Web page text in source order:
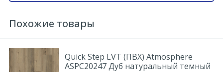
Похожие товары
Quick Step LVT (ПВХ) Atmosphere
ASPC20247 Дуб натуральный темный